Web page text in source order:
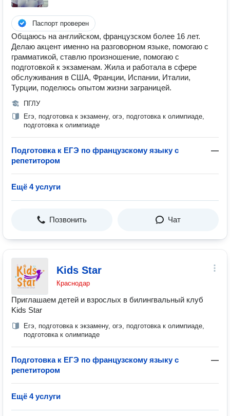
Паспорт проверен
Общаюсь на английском, французском более 16 лет.
Делаю акцент именно на разговорном языке, помогаю с
грамматикой, ставлю произношение, помогаю с
подготовкой к экзаменам. Жила и работала в сфере
обслуживания в США, Франции, Испании, Италии,
Турции, поделюсь опытом жизни заграницей.
ПГЛУ
Егэ, подготовка к экзамену, огэ, подготовка к олимпиаде,
подготовка к олимпиаде
Подготовка к ЕГЭ по французскому языку с
репетитором
—
Ещё 4 услуги
Позвонить Чат
Kids Star
Краснодар
Приглашаем детей и взрослых в билингвальный клуб
Kids Star
Егэ, подготовка к экзамену, огэ, подготовка к олимпиаде,
подготовка к олимпиаде
Подготовка к ЕГЭ по французскому языку с
репетитором
—
Ещё 4 услуги